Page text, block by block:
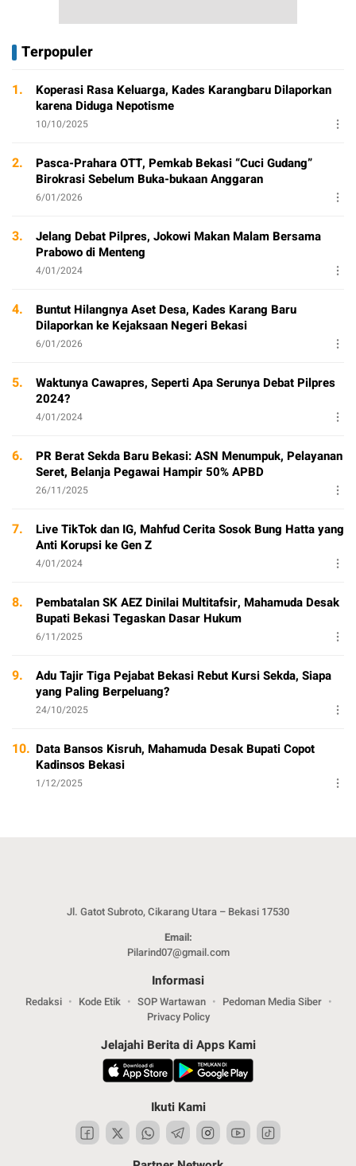
Terpopuler
1.
Koperasi Rasa Keluarga, Kades Karangbaru Dilaporkan
karena Diduga Nepotisme
10/10/2025
2.
Pasca-Prahara OTT, Pemkab Bekasi “Cuci Gudang”
Birokrasi Sebelum Buka-bukaan Anggaran
6/01/2026
3.
Jelang Debat Pilpres, Jokowi Makan Malam Bersama
Prabowo di Menteng
4/01/2024
4.
Buntut Hilangnya Aset Desa, Kades Karang Baru
Dilaporkan ke Kejaksaan Negeri Bekasi
6/01/2026
5.
Waktunya Cawapres, Seperti Apa Serunya Debat Pilpres
2024?
4/01/2024
6.
PR Berat Sekda Baru Bekasi: ASN Menumpuk, Pelayanan
Seret, Belanja Pegawai Hampir 50% APBD
26/11/2025
7.
Live TikTok dan IG, Mahfud Cerita Sosok Bung Hatta yang
Anti Korupsi ke Gen Z
4/01/2024
8.
Pembatalan SK AEZ Dinilai Multitafsir, Mahamuda Desak
Bupati Bekasi Tegaskan Dasar Hukum
6/11/2025
9.
Adu Tajir Tiga Pejabat Bekasi Rebut Kursi Sekda, Siapa
yang Paling Berpeluang?
24/10/2025
10. Data Bansos Kisruh, Mahamuda Desak Bupati Copot
Kadinsos Bekasi
1/12/2025
Jl. Gatot Subroto, Cikarang Utara – Bekasi 17530
Email:
Pilarind07@gmail.com
Informasi
Redaksi Kode Etik SOP Wartawan
Pedoman Media Siber
Privacy Policy
Jelajahi Berita di Apps Kami
Ikuti Kami